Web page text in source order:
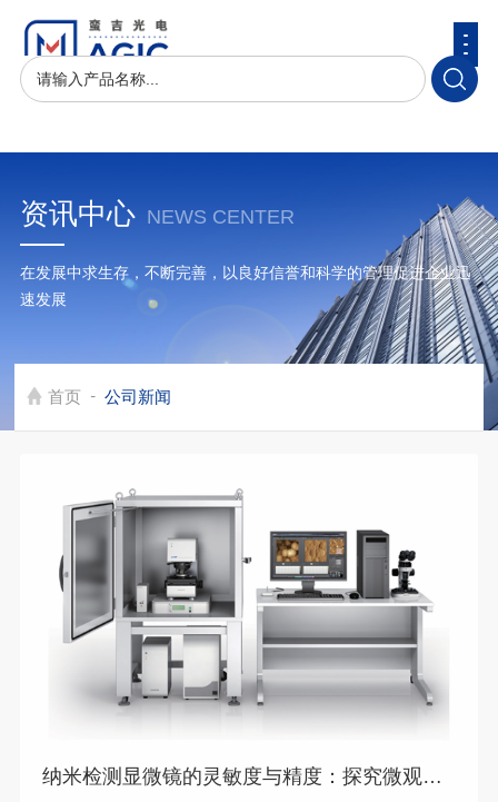
资讯中心 NEWS CENTER
在发展中求生存，不断完善，以良好信誉和科学的管理促进企业迅
速发展
首页 - 公司新闻
纳米检测显微镜的灵敏度与精度：探究微观世界的关键